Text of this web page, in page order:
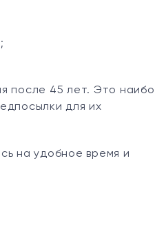
после 45 лет. Это
для их
на удобное время и